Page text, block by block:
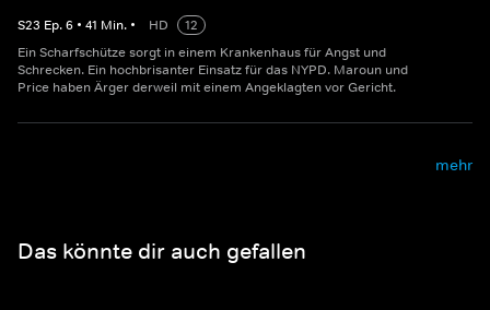
S23 Ep.6 • 41 Min. • HD
12
Ein Scharfschütze sorgt in einem Krankenhaus für Angst und
Schrecken. Ein hochbrisanter Einsatz für das NYPD. Maroun und
Price haben Ärger derweil mit einem Angeklagten vor Gericht.
mehr
Das könnte dir auch gefallen